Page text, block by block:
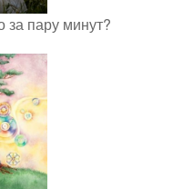
за пару минут?